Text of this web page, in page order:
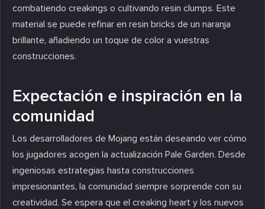
combatiendo creakings o cultivando resin clumps. Este
material se puede refinar en resin bricks de un naranja
brillante, añadiendo un toque de color a vuestras
construcciones.
Expectación e inspiración en la
comunidad
Los desarrolladores de Mojang están deseando ver cómo
los jugadores acogen la actualización Pale Garden. Desde
ingeniosas estrategias hasta construcciones
impresionantes, la comunidad siempre sorprende con su
creatividad. Se espera que el creaking heart y los nuevos